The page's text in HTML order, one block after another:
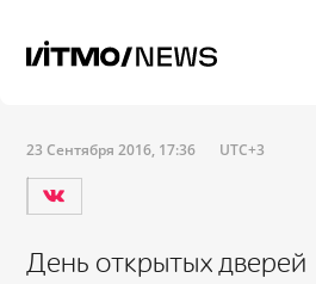
23 Сентября 2016, 17:36 UTC+3
День открытых дверей